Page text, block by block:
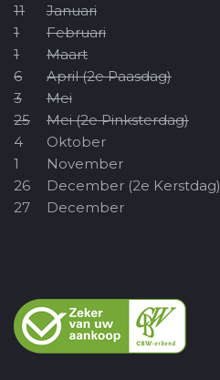
11
Januari
1
Februari
1
Maart
6
April (2e Paasdag)
3
Mei
25
Mei (2e Pinksterdag)
4
Oktober
1
November
26
December (2e Kerstdag)
27
December